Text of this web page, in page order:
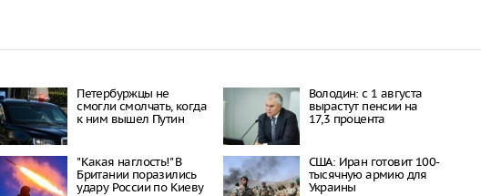
Петербуржцы не
смогли смолчать, когда
к ним вышел Путин
Володин: с 1 августа
вырастут пенсии на
17,3 процента
"Какая наглость!" В
Британии поразились
удару России по Киеву
США: Иран готовит 100-
тысячную армию для
Украины